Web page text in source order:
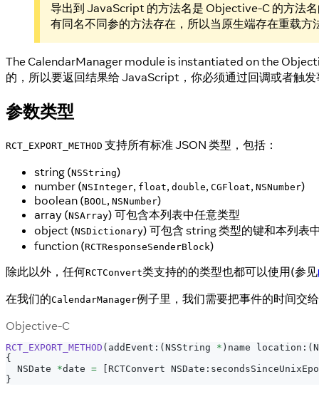
导出到 JavaScript 的方法名是 Objective-C 的方法
有同名不同参的方法存在，所以当原生端存在重载
The CalendarManager module is instantiated on the
的，所以要返回结果给 JavaScript，你必须通过回调或者触
参数类型
RCT_EXPORT_METHOD 支持所有标准 JSON 类型，包括：
string (NSString)
number (NSInteger, float, double, CGFloat, NSNumber)
boolean (BOOL , NSNumber)
array (NSArray) 可包含本列表中任意类型
object (NSDictionary) 可包含 string 类型的键和本列表
function (RCTResponseSenderBlock)
除此以外，任何RCTConvert类支持的的类型也都可以使用(参见
在我们的CalendarManager例子里，我们需要把事件的时间交
Objective-C
RCT_EXPORT_METHOD ( addEvent : ( NSString * ) name location : (
{
  NSDate
*date = RCTConvert NSDate :
}